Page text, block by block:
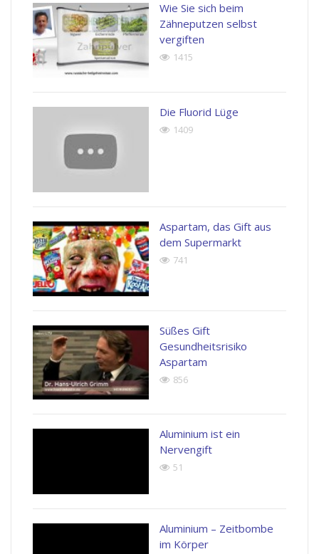
Wie Sie sich beim
Zähneputzen selbst
vergiften
1415
Die Fluorid Lüge
1409
Aspartam, das Gift aus
dem Supermarkt
741
Süßes Gift
Gesundheitsrisiko
Aspartam
856
Aluminium ist ein
Nervengift
51
Aluminium – Zeitbombe
im Körper